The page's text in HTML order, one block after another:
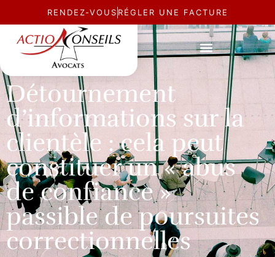
RENDEZ-VOUS RÉGLER UNE FACTURE
ACTUALITÉ
Détournement
d’informations sur la
clientèle : cela peut
constituer un « abus
de confiance »
passible de poursuites
correctionnelles